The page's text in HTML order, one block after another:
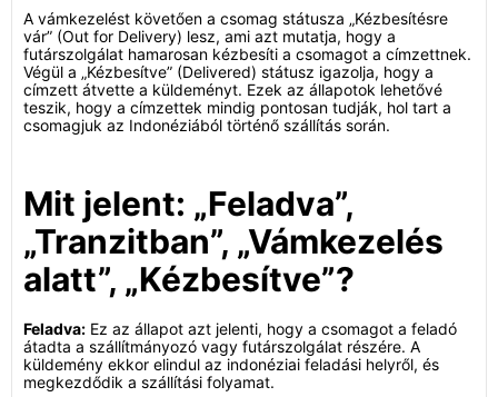
A vámkezelést követően a csomag státusza „Kézbesítésre
vár” (Out for Delivery) lesz, ami azt mutatja, hogy a
futárszolgálat hamarosan kézbesíti a csomagot a címzettnek.
Végül a „Kézbesítve” (Delivered) státusz igazolja, hogy a
címzett átvette a küldeményt. Ezek az állapotok lehetővé
teszik, hogy a címzettek mindig pontosan tudják, hol tart a
csomagjuk az Indonéziából történő szállítás során.
Mit jelent: „Feladva”,
„Tranzitban”, „Vámkezelés
alatt”, „Kézbesítve”?
Feladva: Ez az állapot azt jelenti, hogy a csomagot a feladó
átadta a szállítmányozó vagy futárszolgálat részére. A
küldemény ekkor elindul az indonéziai feladási helyről, és
megkezdődik a szállítási folyamat.